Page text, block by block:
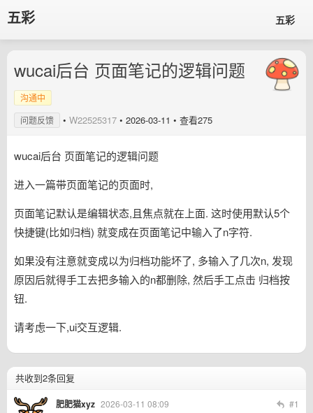
五彩 五彩
wucai后台 页面笔记的逻辑问题
沟通中
问题反馈
• W22525317 • 2026-03-11 • 查看275
wucai后台 页面笔记的逻辑问题
进入一篇带页面笔记的页面时,
页面笔记默认是编辑状态,且焦点就在上面. 这时使用默认5个
快捷键(比如归档) 就变成在页面笔记中输入了n字符.
如果没有注意就变成以为归档功能坏了, 多输入了几次n, 发现
原因后就得手工去把多输入的n都删除, 然后手工点击 归档按
钮.
请考虑一下,ui交互逻辑.
共收到2条回复
肥肥猫xyz 2026-03-11 08:09 #1